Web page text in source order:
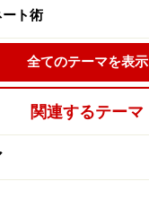
ト術
全てのテーマを表示
関連するテーマ